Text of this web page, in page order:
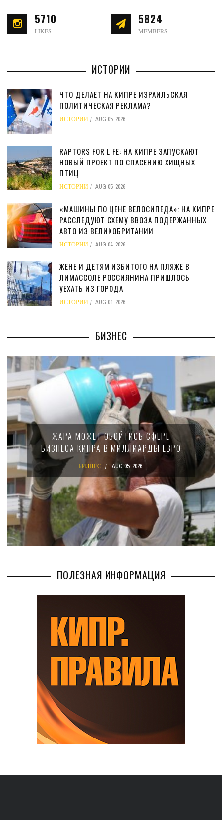
5710
LIKES
5824
MEMBERS
ИСТОРИИ
ЧТО ДЕЛАЕТ НА КИПРЕ ИЗРАИЛЬСКАЯ
ПОЛИТИЧЕСКАЯ РЕКЛАМА?
ИСТОРИИ AUG 05, 2026
RAPTORS FOR LIFE: НА КИПРЕ ЗАПУСКАЮТ
НОВЫЙ ПРОЕКТ ПО СПАСЕНИЮ ХИЩНЫХ
ПТИЦ
ИСТОРИИ AUG 05, 2026
«МАШИНЫ ПО ЦЕНЕ ВЕЛОСИПЕДА»: НА КИПРЕ
РАССЛЕДУЮТ СХЕМУ ВВОЗА ПОДЕРЖАННЫХ
АВТО ИЗ ВЕЛИКОБРИТАНИИ
ИСТОРИИ AUG 04, 2026
ЖЕНЕ И ДЕТЯМ ИЗБИТОГО НА ПЛЯЖЕ В
ЛИМАССОЛЕ РОССИЯНИНА ПРИШЛОСЬ
УЕХАТЬ ИЗ ГОРОДА
ИСТОРИИ AUG 04, 2026
БИЗНЕС
ОБОЙТИСЬ СФЕРЕ
В МИЛЛИАРДЫ ЕВРО
AUG 05, 2026
МИНФИН КИПРА
15-
КРУПНЫХ
БИЗНЕС
ПОЛЕЗНАЯ ИНФОРМАЦИЯ